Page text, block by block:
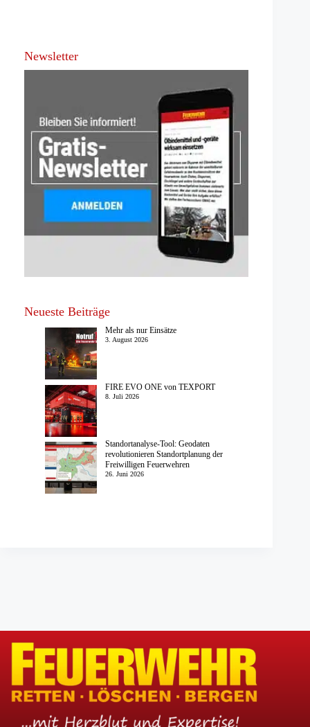
Newsletter
Neueste Beiträge
Mehr als nur Einsätze
3. August 2026
FIRE EVO ONE von TEXPORT
8. Juli 2026
Standortanalyse-Tool: Geodaten
revolutionieren Standortplanung der
Freiwilligen Feuerwehren
26. Juni 2026